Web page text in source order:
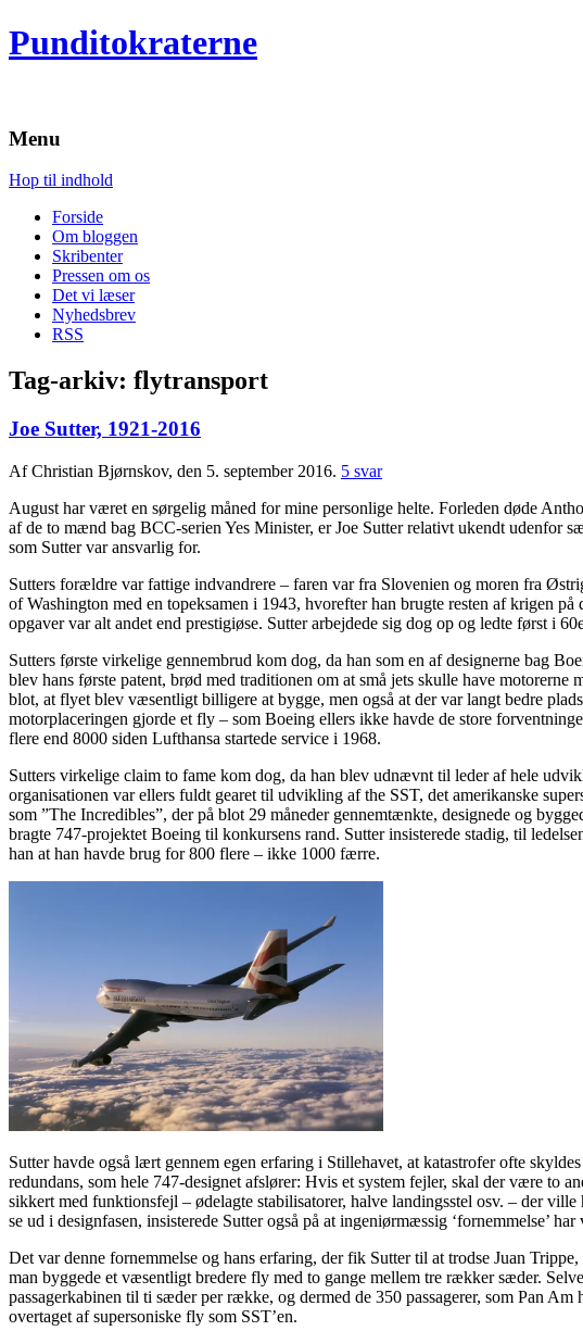
Punditokraterne
Menu
Hop til indhold
Forside
Om bloggen
Skribenter
Pressen om os
Det vi læser
Nyhedsbrev
RSS
Tag-arkiv: flytransport
Joe Sutter, 1921-2016
Af Christian Bjørnskov, den 5. september 2016. 5 svar
August har været en sørgelig måned for mine personlige helte. Forleden døde
af de to mænd bag BCC-serien Yes Minister, er Joe Sutter relativt ukendt udenfor
som Sutter var ansvarlig for.
Sutters forældre var fattige indvandrere – faren var fra Slovenien og moren fra
of Washington med en topeksamen i 1943, hvorefter han brugte resten af krigen på
opgaver var alt andet end prestigiøse. Sutter arbejdede sig dog op og ledte først i
Sutters første virkelige gennembrud kom dog, da han som en af designerne bag
blev hans første patent, brød med traditionen om at små jets skulle have
blot, at flyet blev væsentligt billigere at bygge, men også at der var langt bedre
motorplaceringen gjorde et fly – som Boeing ellers ikke havde de store
flere end 8000 siden Lufthansa startede service i 1968.
Sutters virkelige claim to fame kom dog, da han blev udnævnt til leder af hele
organisationen var ellers fuldt gearet til udvikling af the SST, det amerikanske
som ”The Incredibles”, der på blot 29 måneder gennemtænkte, designede og
bragte 747-projektet Boeing til konkursens rand. Sutter insisterede stadig, til
han at han havde brug for 800 flere – ikke 1000 færre.
Sutter havde også lært gennem egen erfaring i Stillehavet, at katastrofer ofte
redundans, som hele 747-designet afslører: Hvis et system fejler, skal der være to
sikkert med funktionsfejl – ødelagte stabilisatorer, halve landingsstel osv. – der
se ud i designfasen, insisterede Sutter også på at ingeniørmæssig ‘fornemmelse’
Det var denne fornemmelse og hans erfaring, der fik Sutter til at trodse Juan
man byggede et væsentligt bredere fly med to gange mellem tre rækker sæder.
passagerkabinen til ti sæder per række, og dermed de 350 passagerer, som Pan
overtaget af supersoniske fly som SST’en.